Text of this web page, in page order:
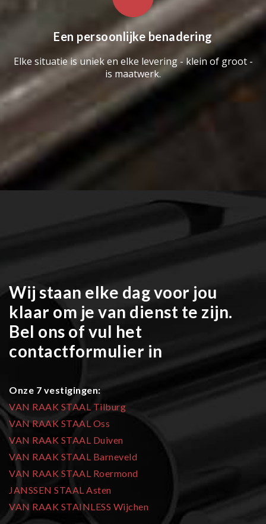
Een persoonlijke benadering
Elke situatie is uniek en elke levering - klein of groot -
is maatwerk.
Wij staan elke dag voor jou
klaar om je van dienst te zijn.
Bel ons of vul het
contactformulier in
Onze 7 vestigingen:
VAN RAAK STAAL Tilburg
VAN RAAK STAAL Oss
VAN RAAK STAAL Duiven
VAN RAAK STAAL Barneveld
VAN RAAK STAAL Roermond
JANSSEN STAAL Asten
VAN RAAK STAINLESS Wijchen